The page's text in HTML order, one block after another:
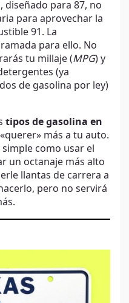
diseñado para 87, no
para aprovechar la
91. La
para ello. No
tu millaje (MPG) y
(ya
de gasolina por ley)
tipos de gasolina en
más a tu auto.
como usar el
un octanaje más alto
llantas de carrera a
pero no servirá